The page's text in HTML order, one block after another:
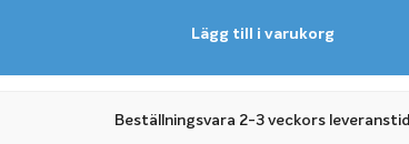
Lägg till i varukorg
Beställningsvara 2-3 veckors leveranstid